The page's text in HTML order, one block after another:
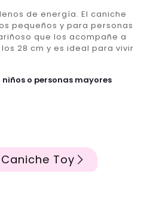
de energía. El caniche
pequeños y para personas
que los acompañe a
28 cm y es ideal para vivir
o personas mayores
Toy